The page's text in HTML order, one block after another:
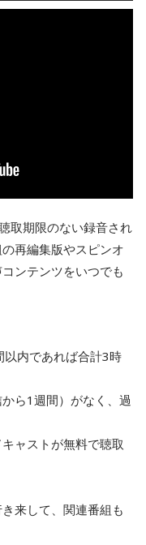
取期限のない録音され
再編集版やスピンオ
ンテンツをいつでも
以内であれば合計3時
ら1週間）がなく、過
ャストが無料で聴取
来して、関連番組も